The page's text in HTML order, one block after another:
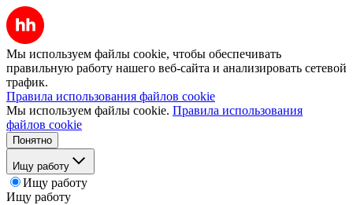
Мы используем файлы cookie, чтобы обеспечивать
правильную работу нашего веб-сайта и анализировать сетевой
трафик.
Правила использования файлов cookie
Мы используем файлы cookie. Правила использования
файлов cookie
Понятно
Ищу работу
Ищу работу
Ищу работу